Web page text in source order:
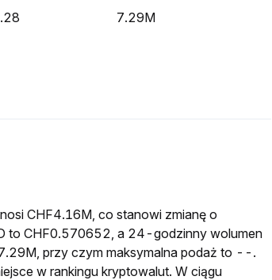
7.29M
CHF4.16M, co stanowi zmianę o
to CHF0.570652, a 24-godzinny wolumen
przy czym maksymalna podaż to --.
w rankingu kryptowalut. W ciągu